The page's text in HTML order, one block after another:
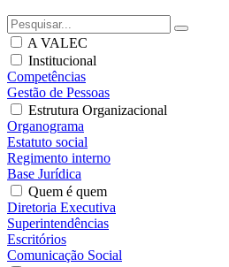
A VALEC
Institucional
Competências
Gestão de Pessoas
Estrutura Organizacional
Organograma
Estatuto social
Regimento interno
Base Jurídica
Quem é quem
Diretoria Executiva
Superintendências
Escritórios
Comunicação Social